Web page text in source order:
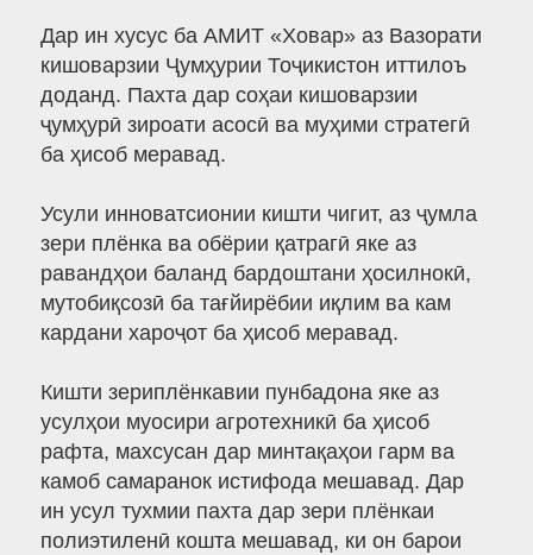
Дар ин хусус ба АМИТ «Ховар» аз Вазорати
кишоварзии Ҷумҳурии Тоҷикистон иттилоъ
доданд. Пахта дар соҳаи кишоварзии
ҷумҳурӣ зироати асосӣ ва муҳими стратегӣ
ба ҳисоб меравад.
Усули инноватсионии кишти чигит, аз ҷумла
зери плёнка ва обёрии қатрагӣ яке аз
равандҳои баланд бардоштани ҳосилнокӣ,
мутобиқсозӣ ба тағйирёбии иқлим ва кам
кардани хароҷот ба ҳисоб меравад.
Кишти зериплёнкавии пунбадона яке аз
усулҳои муосири агротехникӣ ба ҳисоб
рафта, махсусан дар минтақаҳои гарм ва
камоб самаранок истифода мешавад. Дар
ин усул тухмии пахта дар зери плёнкаи
полиэтиленӣ кошта мешавад, ки он барои